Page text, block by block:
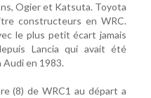
Ogier et Katsuta. Toyota
constructeurs en WRC.
le plus petit écart jamais
Lancia qui avait été
Audi en 1983.
(8) de WRC1 au départ a